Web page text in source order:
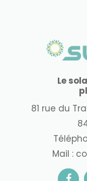
Le
81 rue du
Mail :